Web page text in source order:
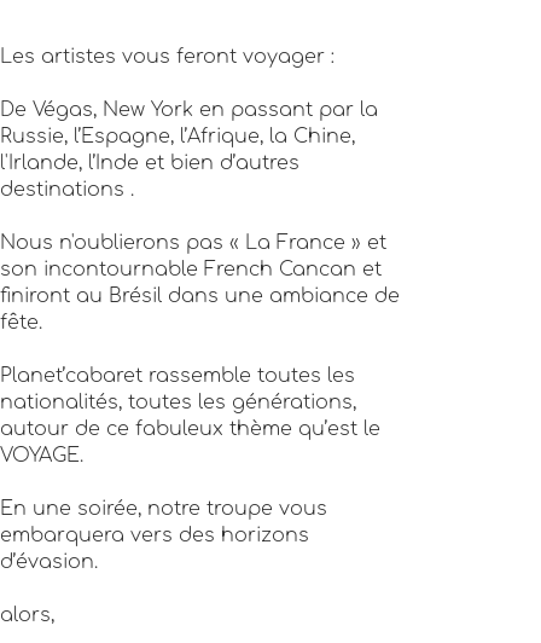
Les artistes vous feront voyager :
De Végas, New York en passant par la
Russie, l’Espagne, l’Afrique, la Chine,
l'Irlande, l’Inde et bien d’autres
destinations .
Nous n'oublierons pas « La France » et
son incontournable French Cancan et
finiront au Brésil dans une ambiance de
fête.
Planet’cabaret rassemble toutes les
nationalités, toutes les générations,
autour de ce fabuleux thème qu’est le
VOYAGE.
En une soirée, notre troupe vous
embarquera vers des horizons
d’évasion.
alors,